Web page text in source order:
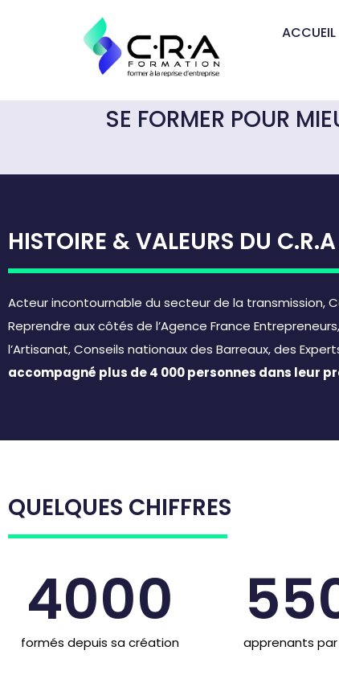
ACCUEIL
SE FORMER POUR
HISTOIRE & VALEURS DU
Acteur incontournable du secteur de la transmission,
Reprendre aux côtés de l’Agence France
l’Artisanat, Conseils nationaux des Barreaux, des
accompagné plus de 4 000 personnes dans leur
QUELQUES CHIFFRES
formés depuis sa création
4000
apprenants